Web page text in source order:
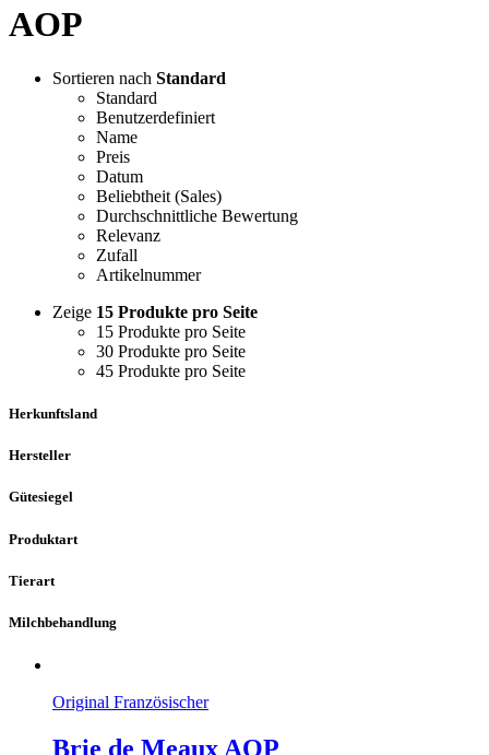
AOP
Sortieren nach Standard
Standard
Benutzerdefiniert
Name
Preis
Datum
Beliebtheit (Sales)
Durchschnittliche Bewertung
Relevanz
Zufall
Artikelnummer
Zeige 15 Produkte pro Seite
15 Produkte pro Seite
30 Produkte pro Seite
45 Produkte pro Seite
Herkunftsland
Hersteller
Gütesiegel
Produktart
Tierart
Milchbehandlung
Original Französischer
Brie de Meaux AOP